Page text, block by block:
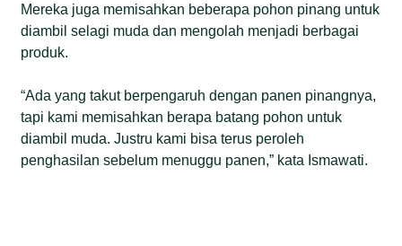
Mereka juga memisahkan beberapa pohon pinang untuk
diambil selagi muda dan mengolah menjadi berbagai
produk.
“Ada yang takut berpengaruh dengan panen pinangnya,
tapi kami memisahkan berapa batang pohon untuk
diambil muda. Justru kami bisa terus peroleh
penghasilan sebelum menuggu panen,” kata Ismawati.